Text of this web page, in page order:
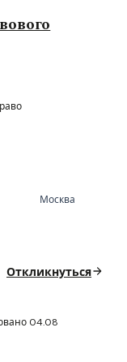
Москва
Откликнуться
04.08